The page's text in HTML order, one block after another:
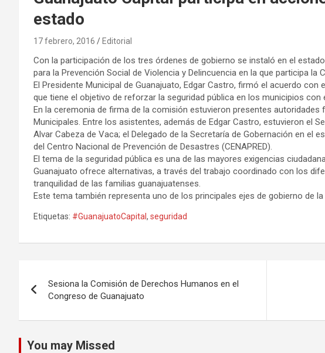
estado
17 febrero, 2016 Editorial
Con la participación de los tres órdenes de gobierno se instaló en el
para la Prevención Social de Violencia y Delincuencia en la que participa la
El Presidente Municipal de Guanajuato, Edgar Castro, firmó el acuerdo
que tiene el objetivo de reforzar la seguridad pública en los municipios con
En la ceremonia de firma de la comisión estuvieron presentes
Municipales. Entre los asistentes, además de Edgar Castro, estuvieron el
Alvar Cabeza de Vaca; el Delegado de la Secretaría de Gobernación en el
del Centro Nacional de Prevención de Desastres (CENAPRED).
El tema de la seguridad pública es una de las mayores exigencias
Guanajuato ofrece alternativas, a través del trabajo coordinado con los
tranquilidad de las familias guanajuatenses.
Este tema también representa uno de los principales ejes de gobierno de
Etiquetas: #GuanajuatoCapital , seguridad
de
entradas
Sesiona la Comisión de Derechos Humanos en el
Congreso de Guanajuato
You may Missed